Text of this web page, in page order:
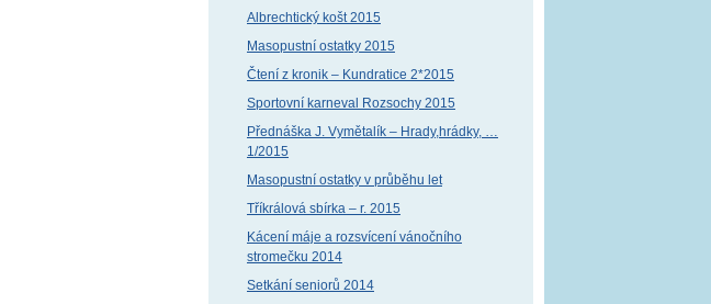
Albrechtický košt 2015
Masopustní ostatky 2015
Čtení z kronik – Kundratice 2*2015
Sportovní karneval Rozsochy 2015
Přednáška J. Vymětalík – Hrady,hrádky, …
1/2015
Masopustní ostatky v průběhu let
Tříkrálová sbírka – r. 2015
Kácení máje a rozsvícení vánočního
stromečku 2014
Setkání seniorů 2014